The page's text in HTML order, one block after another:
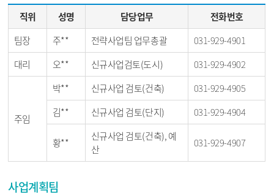
직위 성명 담당업무
전화번호
팀장
주** 전략사업팀 업무총괄
031-929-4901
대리
오** 신규사업검토(도시) 031-929-4902
주임
박** 신규사업 검토(건축)
031-929-4905
김**
신규사업 검토(단지) 031-929-4904
황**
신규사업 검토(건축), 예
산
031-929-4907
사업계획팀